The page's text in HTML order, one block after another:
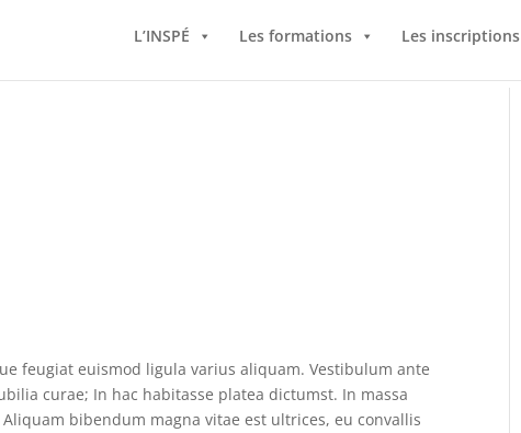
L’INSPÉ Les formations Les inscriptions
feugiat euismod ligula varius aliquam. Vestibulum ante
curae; In hac habitasse platea dictumst. In massa
bibendum magna vitae est ultrices, eu convallis